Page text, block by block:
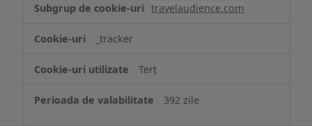
travelaudience.com
_tracker
Terț
392 zile